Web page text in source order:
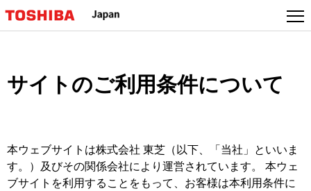
サイトのご利用条件について
本ウェブサイトは株式会社 東芝（以下、「当社」といいま
す。）及びその関係会社により運営されています。 本ウェ
ブサイトを利用することをもって、お客様は本利用条件に